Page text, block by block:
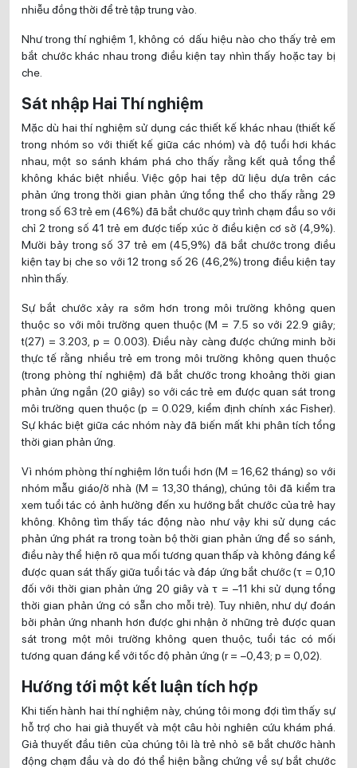
nhiễu đồng thời để trẻ tập trung vào.
Như trong thí nghiệm 1, không có dấu hiệu nào cho thấy trẻ em
bắt chước khác nhau trong điều kiện tay nhìn thấy hoặc tay bị
che.
Sát nhập Hai Thí nghiệm
Mặc dù hai thí nghiệm sử dụng các thiết kế khác nhau (thiết kế
trong nhóm so với thiết kế giữa các nhóm) và độ tuổi hơi khác
nhau, một so sánh khám phá cho thấy rằng kết quả tổng thể
không khác biệt nhiều. Việc gộp hai tệp dữ liệu dựa trên các
phản ứng trong thời gian phản ứng tổng thể cho thấy rằng 29
trong số 63 trẻ em (46%) đã bắt chước quy trình chạm đầu so với
chỉ 2 trong số 41 trẻ em được tiếp xúc ở điều kiện cơ sở (4,9%).
Mười bảy trong số 37 trẻ em (45,9%) đã bắt chước trong điều
kiện tay bị che so với 12 trong số 26 (46,2%) trong điều kiện tay
nhìn thấy.
Sự bắt chước xảy ra sớm hơn trong môi trường không quen
thuộc so với môi trường quen thuộc (M = 7.5 so với 22.9 giây;
t(27) = 3.203, p = 0.003). Điều này càng được chứng minh bởi
thực tế rằng nhiều trẻ em trong môi trường không quen thuộc
(trong phòng thí nghiệm) đã bắt chước trong khoảng thời gian
phản ứng ngắn (20 giây) so với các trẻ em được quan sát trong
môi trường quen thuộc (p = 0.029, kiểm định chính xác Fisher).
Sự khác biệt giữa các nhóm này đã biến mất khi phân tích tổng
thời gian phản ứng.
Vì nhóm phòng thí nghiệm lớn tuổi hơn (M = 16,62 tháng) so với
nhóm mẫu giáo/ở nhà (M = 13,30 tháng), chúng tôi đã kiểm tra
xem tuổi tác có ảnh hưởng đến xu hướng bắt chước của trẻ hay
không. Không tìm thấy tác động nào như vậy khi sử dụng các
phản ứng phát ra trong toàn bộ thời gian phản ứng để so sánh,
điều này thể hiện rõ qua mối tương quan thấp và không đáng kể
được quan sát thấy giữa tuổi tác và đáp ứng bắt chước (τ = 0,10
đối với thời gian phản ứng 20 giây và τ = −11 khi sử dụng tổng
thời gian phản ứng có sẵn cho mỗi trẻ). Tuy nhiên, như dự đoán
bởi phản ứng nhanh hơn được ghi nhận ở những trẻ được quan
sát trong một môi trường không quen thuộc, tuổi tác có mối
tương quan đáng kể với tốc độ phản ứng (r = −0,43; p = 0,02).
Hướng tới một kết luận tích hợp
Khi tiến hành hai thí nghiệm này, chúng tôi mong đợi tìm thấy sự
hỗ trợ cho hai giả thuyết và một câu hỏi nghiên cứu khám phá.
Giả thuyết đầu tiên của chúng tôi là trẻ nhỏ sẽ bắt chước hành
động chạm đầu và do đó thể hiện bằng chứng về sự bắt chước